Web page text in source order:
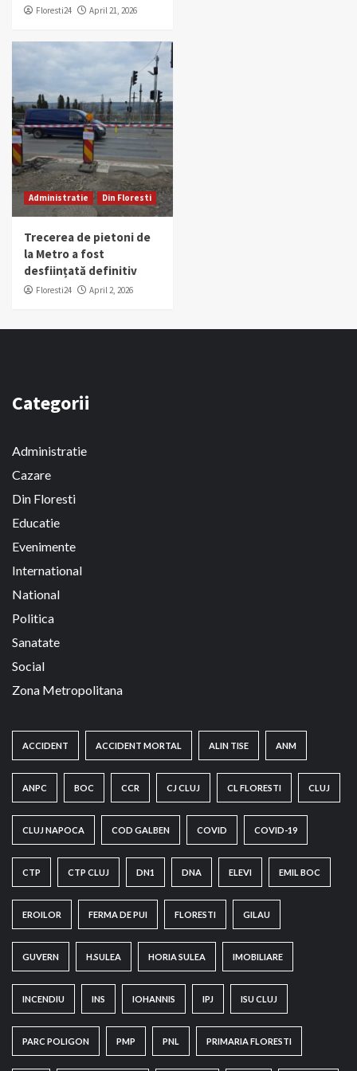
Floresti24 April 21, 2026
Administratie Din Floresti
Trecerea de pietoni de
la Metro a fost
desființată definitiv
Floresti24 April 2, 2026
Categorii
Administratie
Cazare
Din Floresti
Educatie
Evenimente
International
National
Politica
Sanatate
Social
Zona Metropolitana
ACCIDENT ACCIDENT MORTAL ALIN TISE ANM
ANPC BOC CCR CJ CLUJ CL FLORESTI CLUJ
CLUJ NAPOCA COD GALBEN COVID COVID-19
CTP CTP CLUJ DN1 DNA ELEVI EMIL BOC
EROILOR FERMA DE PUI FLORESTI GILAU
GUVERN H.SULEA HORIA SULEA IMOBILIARE
INCENDIU INS IOHANNIS IPJ ISU CLUJ
PARC POLIGON PMP PNL PRIMARIA FLORESTI